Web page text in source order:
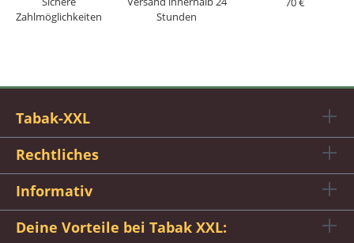
Zahlmöglichkeiten
Stunden
Tabak-XXL
Rechtliches
Informativ
Deine Vorteile bei Tabak XXL: